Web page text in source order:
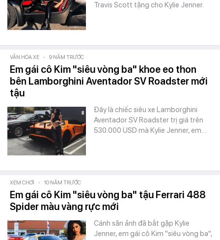
Travis Scott tặng cho Kylie Jenner.
VĂN HÓA XE - 9 NĂM TRƯỚC
Em gái cô Kim "siêu vòng ba" khoe eo thon
bên Lamborghini Aventador SV Roadster mới
tậu
Đây là chiếc siêu xe Lamborghini
Aventador SV Roadster trị giá trên
530.000 USD mà Kylie Jenner, em…
XEM CHƠI - 10 NĂM TRƯỚC
Em gái cô Kim "siêu vòng ba" tậu Ferrari 488
Spider màu vàng rực mới
Cánh săn ảnh đã bắt gặp Kylie
Jenner, em gái cô Kim "siêu vòng ba",